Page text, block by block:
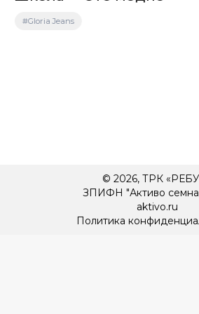
#Gloria Jeans
© 2026, ТРК
ЗПИФН "Активо
aktivo.ru
Политика